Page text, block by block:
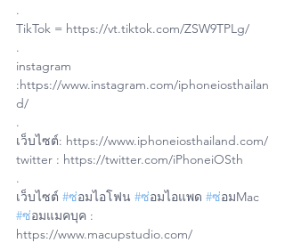
.
TikTok = https://vt.tiktok.com/ZSW9TPLg/
.
instagram
:https://www.instagram.com/iphoneiosthailan
d/
.
เว็บไซต์: https://www.iphoneiosthailand.com/
twitter : https://twitter.com/iPhoneiOSth
.
เว็บไซต์ #ซ่อมไอโฟน #ซ่อมไอแพด #ซ่อมMac
#ซ่อมแมคบุค :
https://www.macupstudio.com/